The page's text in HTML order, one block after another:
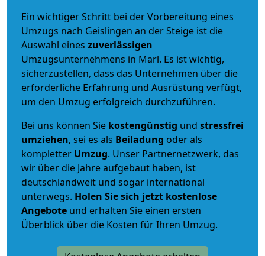
Ein wichtiger Schritt bei der Vorbereitung eines
Umzugs nach Geislingen an der Steige ist die
Auswahl eines zuverlässigen
Umzugsunternehmens in Marl. Es ist wichtig,
sicherzustellen, dass das Unternehmen über die
erforderliche Erfahrung und Ausrüstung verfügt,
um den Umzug erfolgreich durchzuführen.
Bei uns können Sie kostengünstig und stressfrei
umziehen, sei es als Beiladung oder als
kompletter Umzug. Unser Partnernetzwerk, das
wir über die Jahre aufgebaut haben, ist
deutschlandweit und sogar international
unterwegs. Holen Sie sich jetzt kostenlose
Angebote und erhalten Sie einen ersten
Überblick über die Kosten für Ihren Umzug.